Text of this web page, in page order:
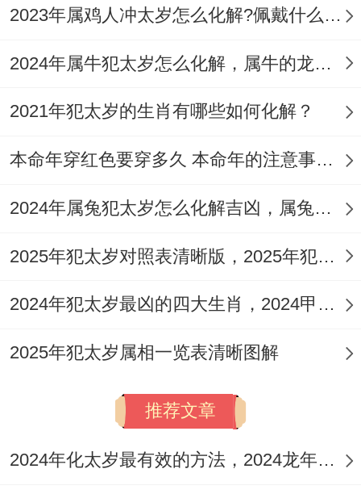
狗、猪的本位方 - 也预示一家之男主的乾位,
太岁方还是岁破方都有禁忌要了解。
不可乱堆杂物重物、不随意乱动土。位了减
可以在西北方放‘祥安阁福星呈祥’，寓意福
星高照、诸事吉祥...
我有个朋友就遇到过、
一直过于被动。
2025年里不能少的是调整自己的心态...记住
~心态决定命运 - 心态将直接影响你的运势
与人生走向。2025年犯太岁的生肖朋友们，
2023年属鸡人冲太岁怎么化解?佩戴什么吉祥物好？
2024年属牛犯太岁怎么化解，属牛的龙年简单有效化解太岁的方法
2021年犯太岁的生肖有哪些如何化解？
本命年穿红色要穿多久 本命年的注意事项有哪些
2024年属兔犯太岁怎么化解吉凶，属兔龙年害太岁化解5个方法
2025年犯太岁对照表清晰版，2025年犯太岁生肖避凶趋吉策略
2024年犯太岁最凶的四大生肖，2024甲辰年犯太岁最凶的4生肖
2025年犯太岁属相一览表清晰图解
推荐文章
2024年化太岁最有效的方法，2024龙年化解犯太岁有效的5个妙法